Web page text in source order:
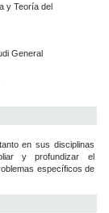
y Teoría del
General
en sus disciplinas
y profundizar el
específicos de